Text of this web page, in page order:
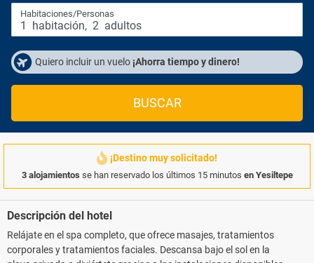
Habitaciones/Personas
1 habitación, 2 adultos
Quiero incluir un vuelo ¡Ahorra tiempo y dinero!
BUSCAR
¡Destino muy solicitado!
3 alojamientos se han reservado los últimos 15 minutos en Yesiltepe
Descripción del hotel
Relájate en el spa completo, que ofrece masajes, tratamientos
corporales y tratamientos faciales. Descansa bajo el sol en la